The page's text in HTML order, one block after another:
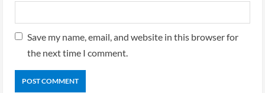
Save my name, email, and website in this browser for
the next time I comment.